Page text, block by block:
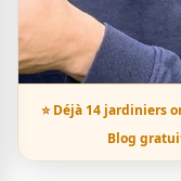
⭐ Déjà 14 jardiniers
Blog